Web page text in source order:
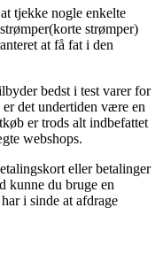
tjekke nogle enkelte
strømper)
at få fat i den
bedst i test varer for
det undertiden være en
er trods alt indbefattet
webshops.
eller betalinger
kunne du bruge en
i sinde at afdrage